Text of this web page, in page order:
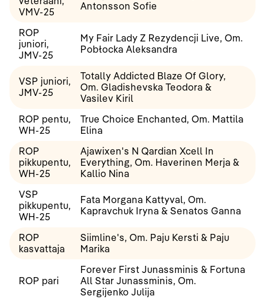
VMV-25
Antonsson Sofie
ROP
juniori,
JMV-25
My Fair Lady Z Rezydencji Live, Om.
Pobłocka Aleksandra
VSP juniori,
JMV-25
Totally Addicted Blaze Of Glory,
Om. Gladishevska Teodora &
Vasilev Kiril
ROP pentu,
WH-25
True Choice Enchanted, Om. Mattila
Elina
ROP
pikkupentu,
WH-25
Ajawixen's N Qardian Xcell In
Everything, Om. Haverinen Merja &
Kallio Nina
VSP
pikkupentu,
WH-25
Fata Morgana Kattyval, Om.
Kapravchuk Iryna & Senatos Ganna
ROP
kasvattaja
Siimline's, Om. Paju Kersti & Paju
Marika
ROP pari
Forever First Junassminis & Fortuna
All Star Junassminis, Om.
Sergijenko Julija